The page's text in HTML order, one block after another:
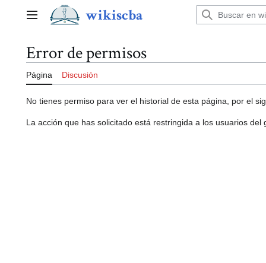
Menú principalwikiscba
Error de permisos
Página Discusión
No tienes permiso para ver el historial de esta página, por el
La acción que has solicitado está restringida a los usuarios del